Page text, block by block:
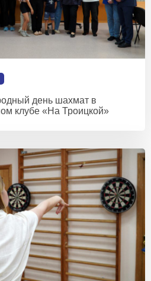
день шахмат в
клубе «На Троицкой»